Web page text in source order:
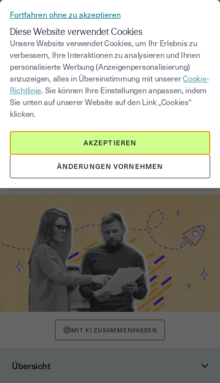
Blog
Kategorie auswählen Saisissez un terme
6 unschlagbare Techniken, um
mehr Closings
(Vertragsabschlüsse) zu erzielen
MIT KI ZUSAMMENFASSEN
Übersicht
Fortfahren ohne zu akzeptieren
Diese Website verwendet Cookies
Unsere Website verwendet Cookies, um Ihr Erlebnis zu
verbessern, Ihre Interaktionen zu analysieren und Ihnen
personalisierte Werbung (Anzeigenpersonalisierung)
anzuzeigen, alles in Übereinstimmung mit unsererCookie-
Richtlinie. Sie können Ihre Einstellungen anpassen, indem
Sie unten auf unserer Website auf den Link „Cookies“
klicken.
ÄNDERUNGEN VORNEHMEN
AKZEPTIEREN